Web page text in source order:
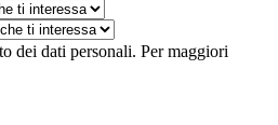
dei dati personali. Per maggiori